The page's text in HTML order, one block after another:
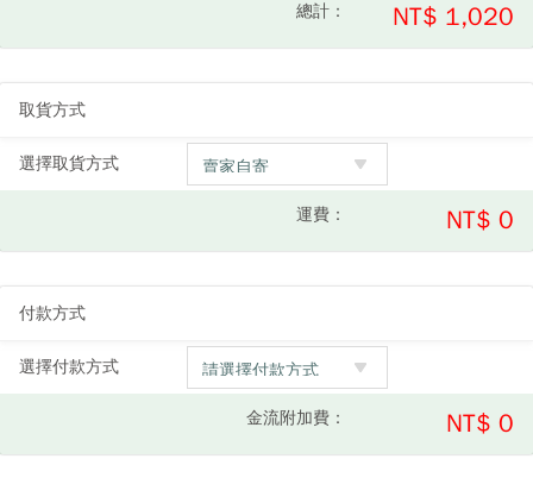
總計： NT$ 1,020
取貨方式
選擇取貨方式
運費： NT$ 0
付款方式
選擇付款方式
金流附加費： NT$ 0